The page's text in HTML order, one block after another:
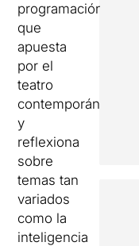
programación
que
apuesta
por el
teatro
contemporáneo
y
reflexiona
sobre
temas tan
variados
como la
inteligencia